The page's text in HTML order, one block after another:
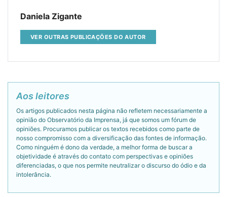
Daniela Zigante
VER OUTRAS PUBLICAÇÕES DO AUTOR
Aos leitores
Os artigos publicados nesta página não refletem necessariamente a
opinião do Observatório da Imprensa, já que somos um fórum de
opiniões. Procuramos publicar os textos recebidos como parte de
nosso compromisso com a diversificação das fontes de informação.
Como ninguém é dono da verdade, a melhor forma de buscar a
objetividade é através do contato com perspectivas e opiniões
diferenciadas, o que nos permite neutralizar o discurso do ódio e da
intolerância.